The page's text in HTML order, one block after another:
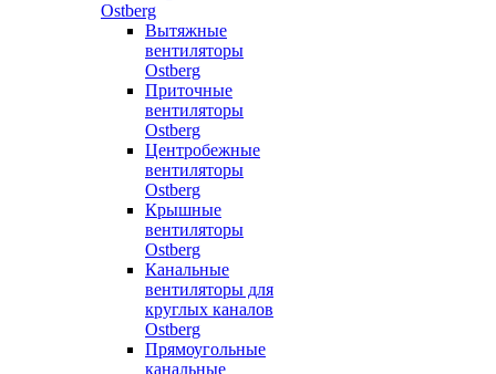
Ostberg
Вытяжные
вентиляторы
Ostberg
Приточные
вентиляторы
Ostberg
Центробежные
вентиляторы
Ostberg
Крышные
вентиляторы
Ostberg
Канальные
вентиляторы для
круглых каналов
Ostberg
Прямоугольные
канальные